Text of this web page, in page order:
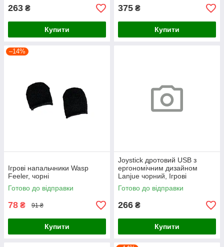
263 ₴
Купити
375 ₴
Купити
–14%
Ігрові напальчники Wasp
Feeler, чорні
Готово до відправки
78 ₴ 91 ₴
Купити
Joystick дротовий USB з
ергономічним дизайном
Lanjue чорний, Ігрові
комп'ютерні джойстики для
ноутбука з вібрацією
Готово до відправки
266 ₴
Купити